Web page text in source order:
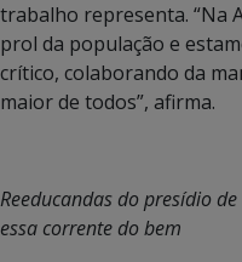
trabalho representa. “Na
prol da população e
crítico, colaborando da
maior de todos”, afirma.
Reeducandas do presídio
essa corrente do bem